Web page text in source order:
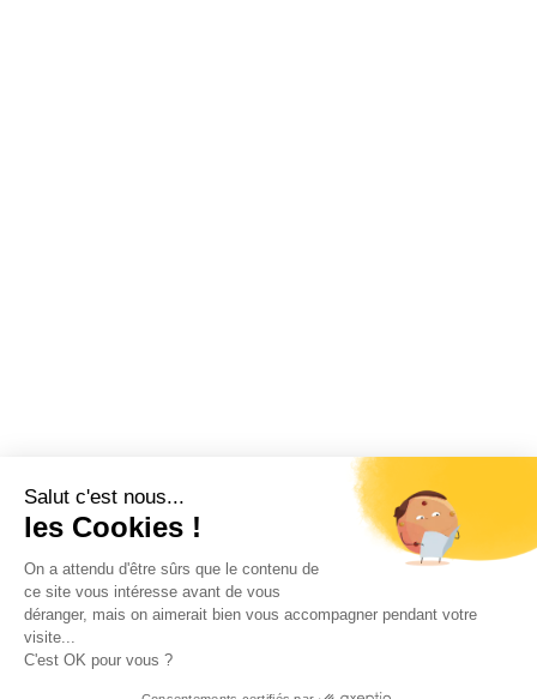
Salut c'est nous...
les Cookies !
On a attendu d'être sûrs que le contenu de
ce site vous intéresse avant de vous
déranger, mais on aimerait bien vous accompagner pendant votre
visite...
C'est OK pour vous ?